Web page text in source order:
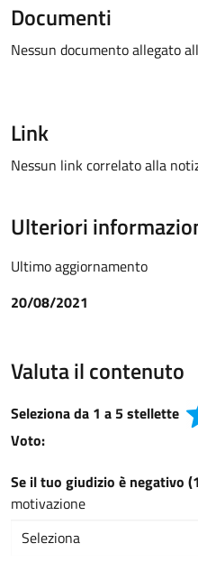
Documenti
Nessun documento allegato
Link
Nessun link correlato alla
Ulteriori
Ultimo aggiornamento
20/08/2021
Valuta il contenuto
Seleziona da 1 a 5 stellette
Voto:
Se il tuo giudizio è negativo
motivazione